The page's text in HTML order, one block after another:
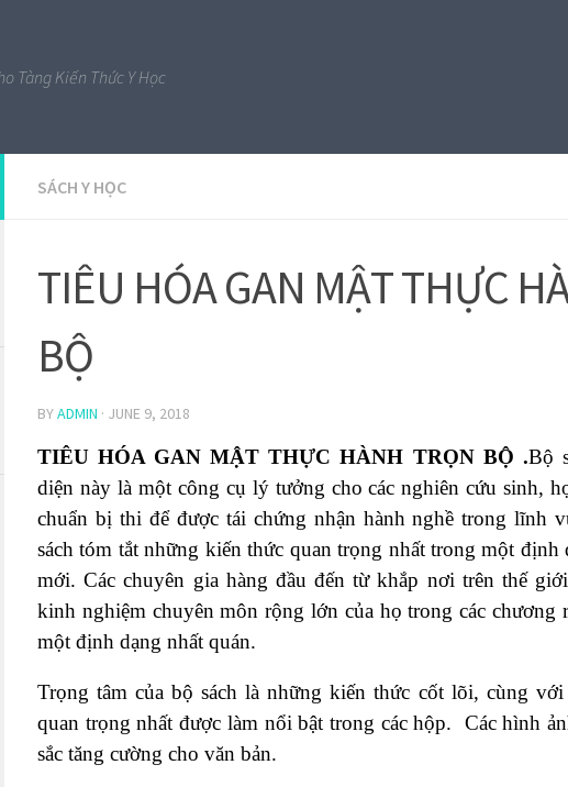
Tàng Kiến Thức Y Học
SÁCH Y HỌC
TIÊU HÓA GAN MẬT THỰC
BỘ
BYADMIN · JUNE 9, 2018
TIÊU HÓA GAN MẬT THỰC HÀNH TRỌN BỘ .Bộ
diện này là một công cụ lý tưởng cho các nghiên cứu sinh,
chuẩn bị thi để được tái chứng nhận hành nghề trong lĩnh
sách tóm tắt những kiến thức quan trọng nhất trong một định
mới. Các chuyên gia hàng đầu đến từ khắp nơi trên thế
kinh nghiệm chuyên môn rộng lớn của họ trong các chương
một định dạng nhất quán.
Trọng tâm của bộ sách là những kiến thức cốt lõi, cùng với
quan trọng nhất được làm nổi bật trong các hộp. Các hình
sắc tăng cường cho văn bản.